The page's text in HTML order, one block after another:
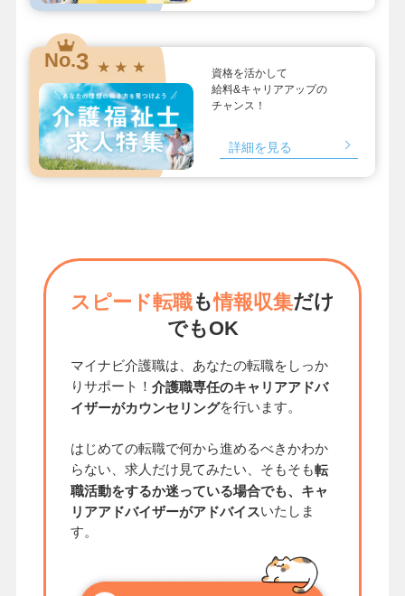
No.3 ★ ★ ★
資格を活かして
給料&キャリアアップの
チャンス！
詳細を見る
スピード転職も情報収集だけ
でもOK
マイナビ介護職は、あなたの転職をしっか
りサポート！ 介護職専任のキャリアアドバ
イザーがカウンセリングを行います。
はじめての転職で何から進めるべきかわか
らない、求人だけ見てみたい、そもそも転
職活動をするか迷っている場合でも、キャ
リアアドバイザーがアドバイスいたしま
す。